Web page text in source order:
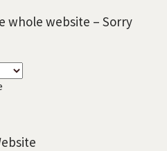
whole website – Sorry